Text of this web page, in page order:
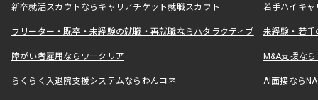
新卒就活スカウトならキャリアチケット就職スカウト 若手ハイキ
フリーター・既卒・未経験の就職・再就職ならハタラクティブ 未経験・若手
障がい者雇用ならワークリア M&A支援な
らくらく入退院支援システムならわんコネ AI面接なら